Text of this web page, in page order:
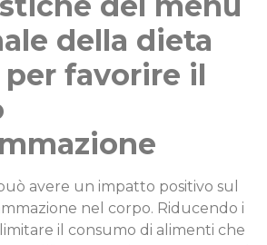
della dieta
favorire il
avere un impatto positivo sul
nel corpo. Riducendo i
il consumo di alimenti che